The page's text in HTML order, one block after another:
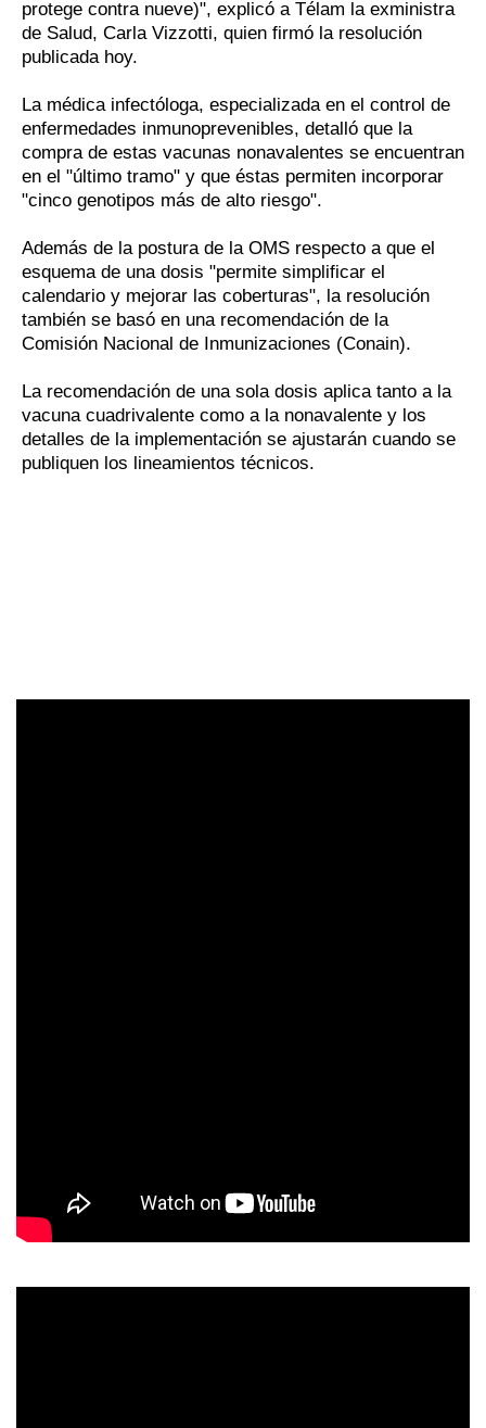
protege contra nueve)", explicó a Télam la exministra
de Salud, Carla Vizzotti, quien firmó la resolución
publicada hoy.
La médica infectóloga, especializada en el control de
enfermedades inmunoprevenibles, detalló que la
compra de estas vacunas nonavalentes se encuentran
en el "último tramo" y que éstas permiten incorporar
⁠"cinco genotipos más de alto riesgo".
Además de la postura de la OMS respecto a que el
esquema de una dosis "permite simplificar el
calendario y mejorar las coberturas", la resolución
también se basó en una recomendación de la
Comisión Nacional de Inmunizaciones (Conain).
La recomendación de una sola dosis aplica tanto a la
vacuna cuadrivalente como a la nonavalente y los
detalles de la implementación se ajustarán cuando se
publiquen los lineamientos técnicos.